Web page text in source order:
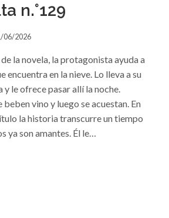
n.°129
06/2026
la novela, la protagonista ayuda a
encuentra en la nieve. Lo lleva a su
y le ofrece pasar allí la noche.
vino y luego se acuestan. En
la historia transcurre un tiempo
ya son amantes. Él le…